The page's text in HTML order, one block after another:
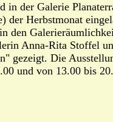
in der Galerie
der Herbstmonat
den
Anna-Rita Stoffel
gezeigt. Die
und von 13.00 bis